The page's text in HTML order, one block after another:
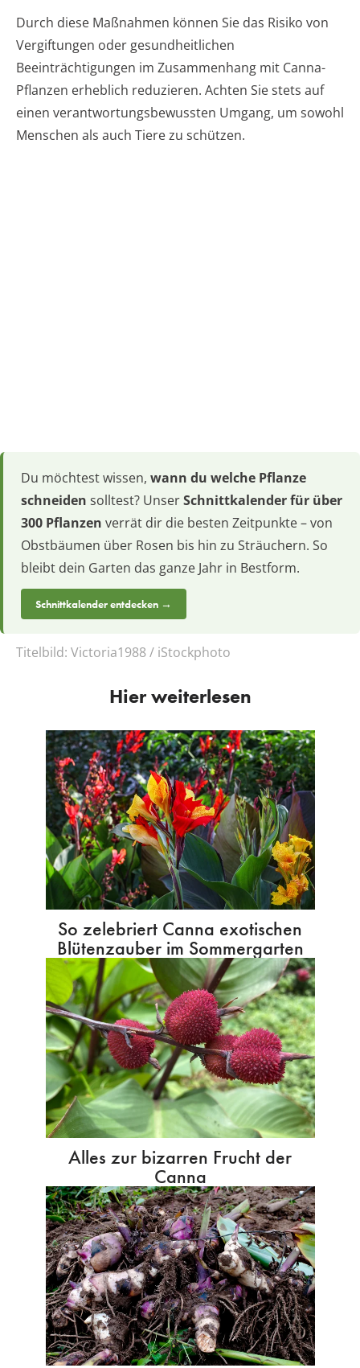
Durch diese Maßnahmen können Sie das Risiko von
Vergiftungen oder gesundheitlichen
Beeinträchtigungen im Zusammenhang mit Canna-
Pflanzen erheblich reduzieren. Achten Sie stets auf
einen verantwortungsbewussten Umgang, um sowohl
Menschen als auch Tiere zu schützen.
Du möchtest wissen, wann du welche Pflanze
schneiden solltest? UnserSchnittkalender für über
300 Pflanzen verrät dir die besten Zeitpunkte – von
Obstbäumen über Rosen bis hin zu Sträuchern. So
bleibt dein Garten das ganze Jahr in Bestform.
Schnittkalender entdecken →
Titelbild: Victoria1988 / iStockphoto
Hier weiterlesen
So zelebriert Canna exotischen
Blütenzauber im Sommergarten
Alles zur bizarren Frucht der
Canna